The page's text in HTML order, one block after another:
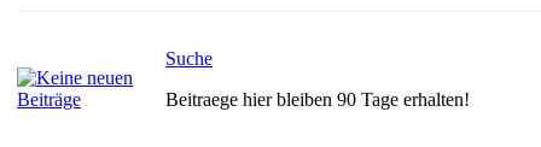
Suche
Beitraege hier bleiben 90 Tage erhalten!